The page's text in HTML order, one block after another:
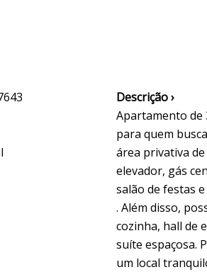
Descrição ›
Apartamento de
para quem
área privativa de
elevador, gás
salão de festas
. Além disso,
cozinha, hall de
suíte espaçosa.
um local